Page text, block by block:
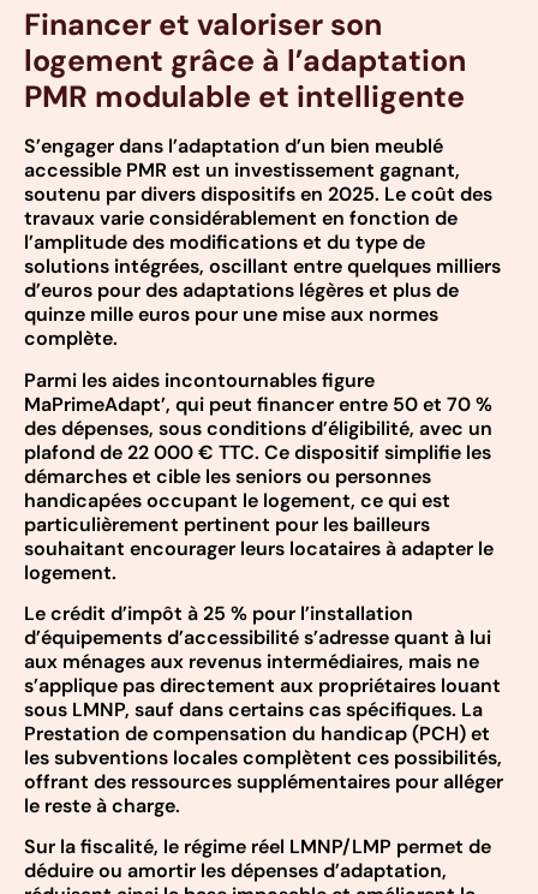
Financer et valoriser son
logement grâce à l’adaptation
PMR modulable et intelligente
S’engager dans l’adaptation d’un bien meublé
accessible PMR est un investissement gagnant,
soutenu par divers dispositifs en 2025. Le coût des
travaux varie considérablement en fonction de
l’amplitude des modifications et du type de
solutions intégrées, oscillant entre quelques milliers
d’euros pour des adaptations légères et plus de
quinze mille euros pour une mise aux normes
complète.
Parmi les aides incontournables figure
MaPrimeAdapt’, qui peut financer entre 50 et 70 %
des dépenses, sous conditions d’éligibilité, avec un
plafond de 22 000 € TTC. Ce dispositif simplifie les
démarches et cible les seniors ou personnes
handicapées occupant le logement, ce qui est
particulièrement pertinent pour les bailleurs
souhaitant encourager leurs locataires à adapter le
logement.
Le crédit d’impôt à 25 % pour l’installation
d’équipements d’accessibilité s’adresse quant à lui
aux ménages aux revenus intermédiaires, mais ne
s’applique pas directement aux propriétaires louant
sous LMNP, sauf dans certains cas spécifiques. La
Prestation de compensation du handicap (PCH) et
les subventions locales complètent ces possibilités,
offrant des ressources supplémentaires pour alléger
le reste à charge.
Sur la fiscalité, le régime réel LMNP/LMP permet de
déduire ou amortir les dépenses d’adaptation,